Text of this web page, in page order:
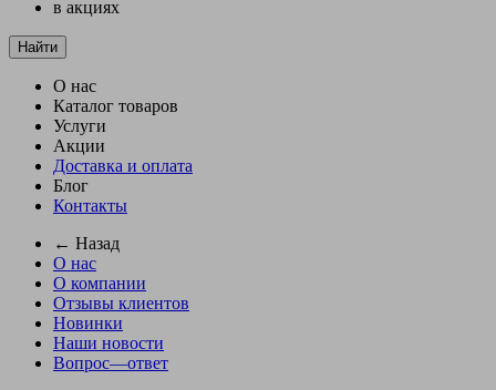
в акциях
Найти
О нас
Каталог товаров
Услуги
Акции
Доставка и оплата
Блог
Контакты
← Назад
О нас
О компании
Отзывы клиентов
Новинки
Наши новости
Вопрос—ответ